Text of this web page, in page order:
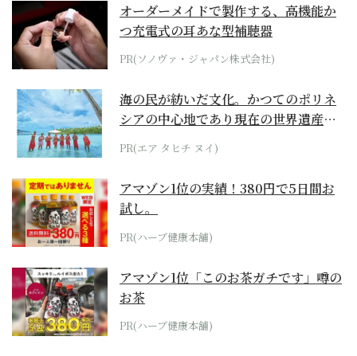
オーダーメイドで製作する、高機能か
つ充電式の耳あな型補聴器
PR(ソノヴァ・ジャパン株式会社)
海の民が紡いだ文化。かつてのポリネ
シアの中心地であり現在の世界遺産か
らみえてくる...
PR(エア タヒチ ヌイ)
アマゾン1位の実績！380円で5日間お
試し。
PR(ハーブ健康本舗)
アマゾン1位「このお茶ガチです」噂の
お茶
PR(ハーブ健康本舗)